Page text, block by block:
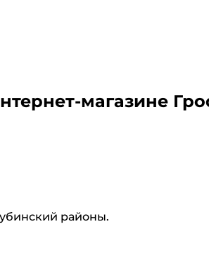
магазине
районы.